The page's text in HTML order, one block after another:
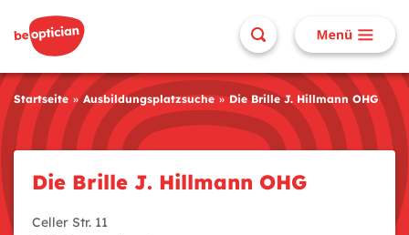
Startseite Ausbildungsplatzsuche Die Brille J. Hillmann OHG
Die Brille J. Hillmann OHG
Celler Str. 11